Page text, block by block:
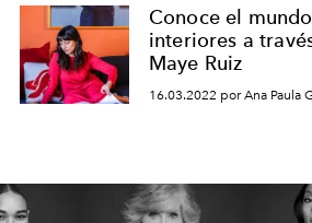
Conoce el
interiores a
Maye Ruiz
16.03.2022 por Ana Paula